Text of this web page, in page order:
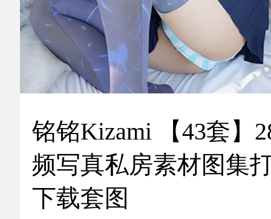
铭铭Kizami 【43套】
频写真私房素材图集
下载套图